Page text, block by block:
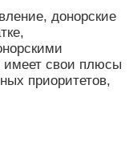
донорские
имеет свои плюсы
приоритетов,